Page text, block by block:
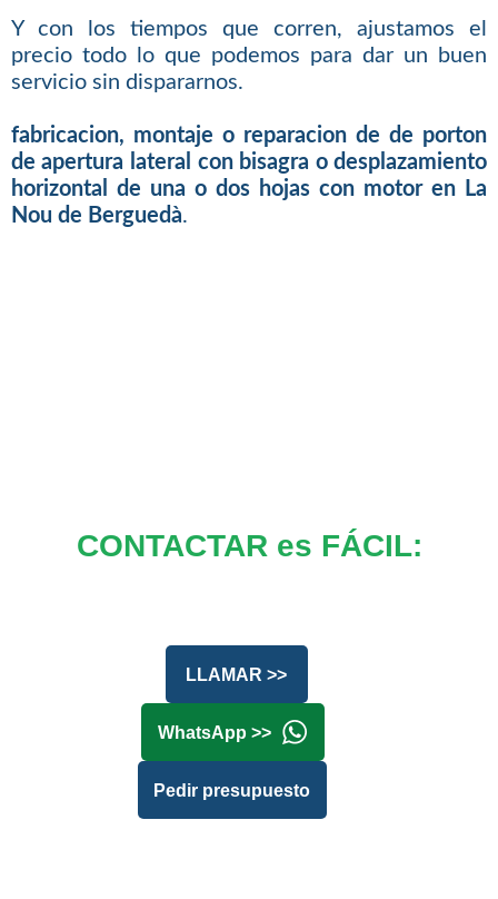
Y con los tiempos que corren, ajustamos el
precio todo lo que podemos para dar un buen
servicio sin dispararnos.
fabricacion, montaje o reparacion de de porton
de apertura lateral con bisagra o desplazamiento
horizontal de una o dos hojas con motor en La
Nou de Berguedà.
CONTACTAR es FÁCIL:
LLAMAR >>
WhatsApp >>
Pedir presupuesto